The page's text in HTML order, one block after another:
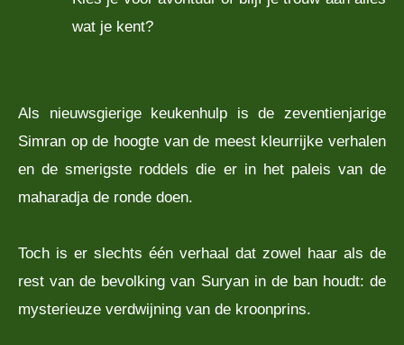
wat je kent?
Als nieuwsgierige keukenhulp is de zeventienjarige
Simran op de hoogte van de meest kleurrijke verhalen
en de smerigste roddels die er in het paleis van de
maharadja de ronde doen.
Toch is er slechts één verhaal dat zowel haar als de
rest van de bevolking van Suryan in de ban houdt: de
mysterieuze verdwijning van de kroonprins.